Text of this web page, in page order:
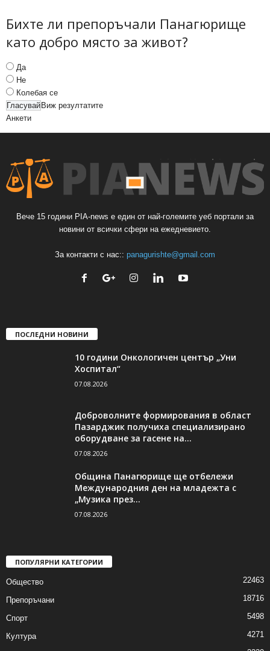
Бихте ли препоръчали Панагюрище
като добро място за живот?
Да
Не
Колебая се
Виж резултатите
Анкети
Вече 15 години PIA-news е един от най-големите уеб портали за
новини от всички сфери на ежедневието.
За контакти с нас:: panagurishte@gmail.com
ПОСЛЕДНИ НОВИНИ
10 години Онкологичен център „Уни
Хоспитал“
07.08.2026
Доброволните формирования в област
Пазарджик получиха специализирано
оборудване за гасене на...
07.08.2026
Община Панагюрище ще отбележи
Международния ден на младежта с
„Музика през...
07.08.2026
ПОПУЛЯРНИ КАТЕГОРИИ
Общество 22463
Препоръчани 18716
Спорт 5498
Култура 4271